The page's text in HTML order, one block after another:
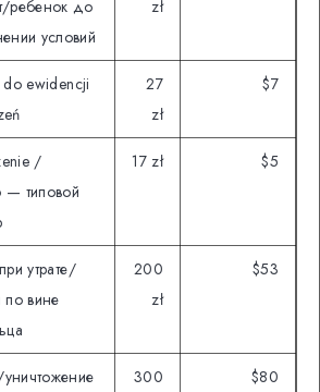
ребенок до
условий
zł
ewidencji
27
zł
$7
/
— типовой
17 zł $5
утрате/
по вине
200
zł
$53
уничтожение
300
$80